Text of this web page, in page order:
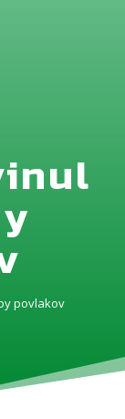
povlakov